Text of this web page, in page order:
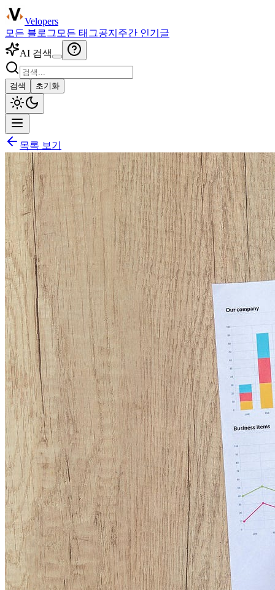
Velopers
모든 블로그 모든 태그공지 주간 인기글
AI 검색
검색 초기화
목록 보기